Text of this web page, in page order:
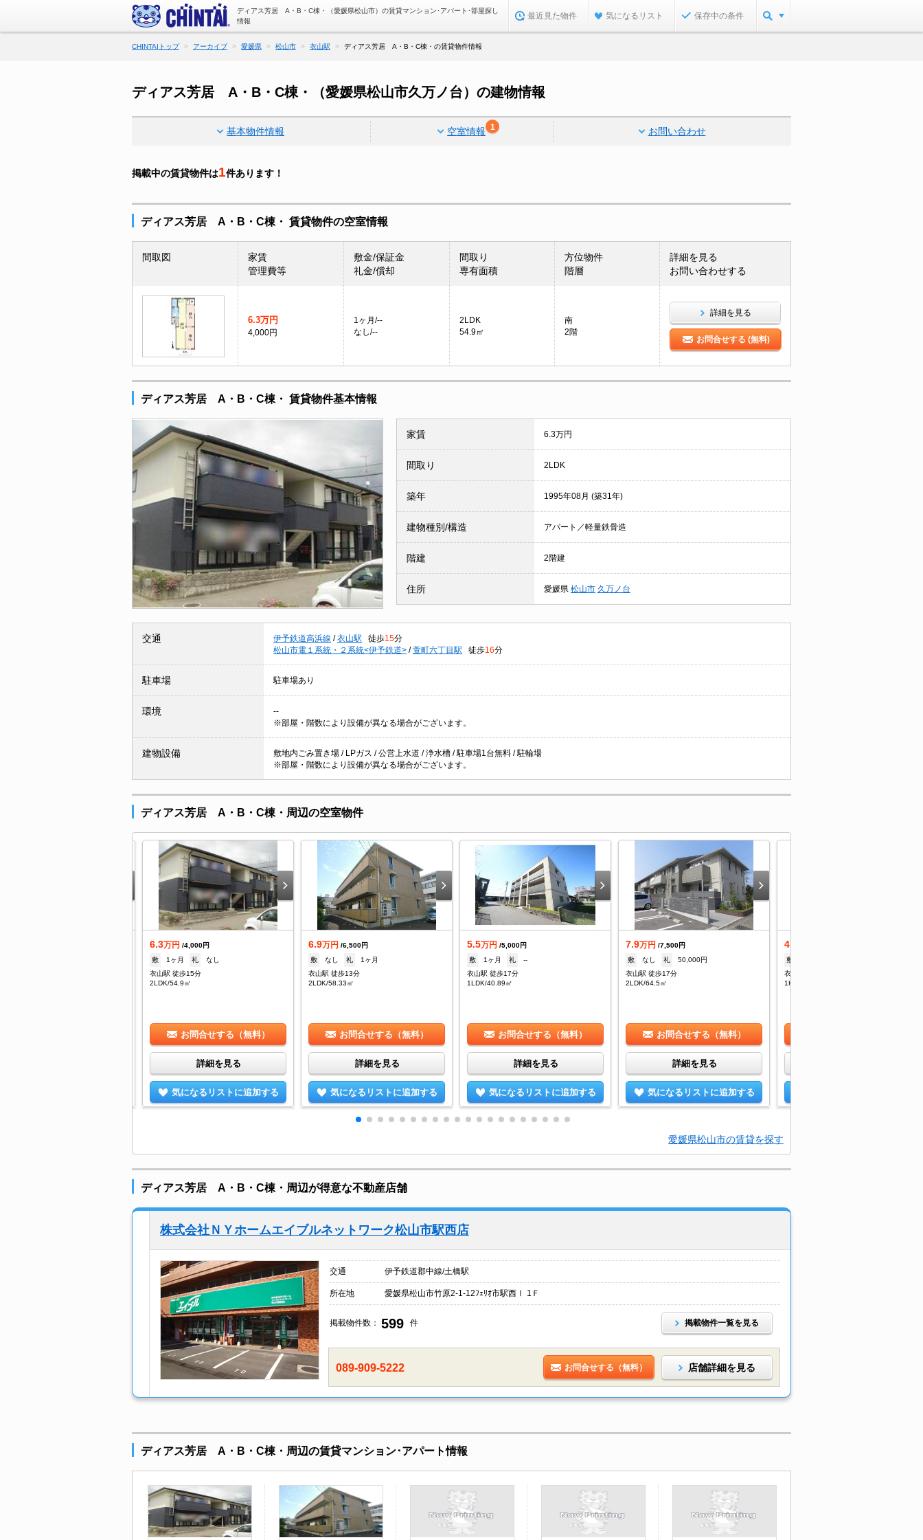
ディアス芳居 A・B・C棟・（愛媛県松山市）の賃貸マンション･アパート･部屋探し
情報
最近見た物件 気になるリスト 保存中の条件
CHINTAIトップ アーカイブ 愛媛県 松山市 衣山駅 ディアス芳居 A・B・C棟・の賃貸物件情報
ディアス芳居 A・B・C棟・（愛媛県松山市久万ノ台）の建物情報
基本物件情報 空室情報 1 お問い合わせ
掲載中の賃貸物件は1件あります！
ディアス芳居 A・B・C棟・ 賃貸物件の空室情報
間取図
家賃
管理費等
敷金/保証金
礼金/償却
間取り
専有面積
方位物件
階層
詳細を見る
お問い合わせする
6.3万円
4,000円
1ヶ月/--
なし/--
2LDK
54.9㎡
南
2階
詳細を見る
お問合せする (無料)
ディアス芳居 A・B・C棟・ 賃貸物件基本情報
家賃 6.3万円
間取り 2LDK
築年 1995年08月 (築31年)
建物種別/構造 アパート／軽量鉄骨造
階建 2階建
住所 愛媛県 松山市 久万ノ台
交通 伊予鉄道高浜線 / 衣山駅 徒歩15分
松山市電１系統・２系統<伊予鉄道> / 萱町六丁目駅 徒歩16分
駐車場 駐車場あり
環境
--
※部屋・階数により設備が異なる場合がございます。
建物設備
敷地内ごみ置き場 / LPガス / 公営上水道 / 浄水槽 / 駐車場1台無料 / 駐輪場
※部屋・階数により設備が異なる場合がございます。
ディアス芳居 A・B・C棟・周辺の空室物件
6.3万円 /4,000円
敷
1ヶ月 礼
なし
衣山駅 徒歩15分
2LDK/54.9㎡
お問合せする（無料）
詳細を見る
気になるリストに追加する
6.9万円 /6,500円
敷
なし 礼
1ヶ月
衣山駅 徒歩13分
2LDK/58.33㎡
お問合せする（無料）
詳細を見る
気になるリストに追加する
5.5万円 /5,000円
敷
1ヶ月 礼
--
衣山駅 徒歩17分
1LDK/40.89㎡
お問合せする（無料）
詳細を見る
気になるリストに追加する
7.9万円 /7,500円
敷
なし 礼
50,000円
衣山駅 徒歩17分
2LDK/64.5㎡
お問合せする（無料）
詳細を見る
気になるリストに追加する
4.75
敷
衣山駅 徒歩18分
1K/30.96㎡
愛媛県松山市の賃貸を探す
ディアス芳居 A・B・C棟・周辺が得意な不動産店舗
株式会社ＮＹホームエイブルネットワーク松山市駅西店
交通 伊予鉄道郡中線/土橋駅
所在地 愛媛県松山市竹原2-1-12ﾌｪﾘｵ市駅西Ⅰ 1Ｆ
掲載物件数： 599 件 掲載物件一覧を見る
089-909-5222 お問合せする（無料） 店舗詳細を見る
ディアス芳居 A・B・C棟・周辺の賃貸マンション･アパート情報